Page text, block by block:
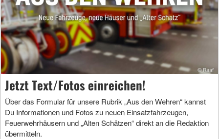
Jetzt Text/Fotos einreichen!
Über das Formular für unsere Rubrik „Aus den Wehren“ kannst
Du Informationen und Fotos zu neuen Einsatzfahrzeugen,
Feuerwehrhäusern und „Alten Schätzen“ direkt an die Redaktion
übermitteln.